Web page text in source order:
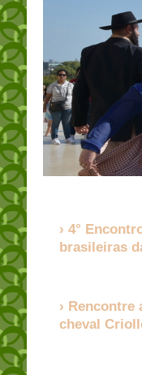
4°
brasileiras
Rencontre
cheval